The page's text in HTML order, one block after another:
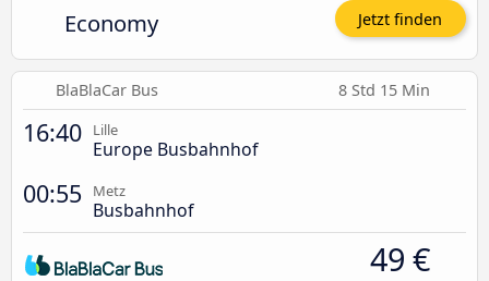
Economy Jetzt finden
BlaBlaCar Bus 8 Std 15 Min
16:40 Lille
Europe Busbahnhof
00:55 Metz
Busbahnhof
49 €